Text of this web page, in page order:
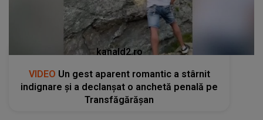
kanald2.ro
VIDEO Un gest aparent romantic a stârnit
indignare și a declanșat o anchetă penală pe
Transfăgărășan